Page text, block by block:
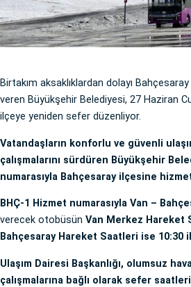
Birtakım aksaklıklardan dolayı
veren Büyükşehir Belediyesi, 27 Haziran
ilçeye yeniden sefer düzenliyor.
Vatandaşların konforlu ve güvenli
çalışmalarını sürdüren Büyükşehir
numarasıyla Bahçesaray ilçesine
BHÇ-1 Hizmet numarasıyla Van –
verecek otobüsün Van Merkez Hareket
Bahçesaray Hareket Saatleri ise 10:30
Ulaşım Dairesi Başkanlığı, olumsuz
çalışmalarına bağlı olarak sefer